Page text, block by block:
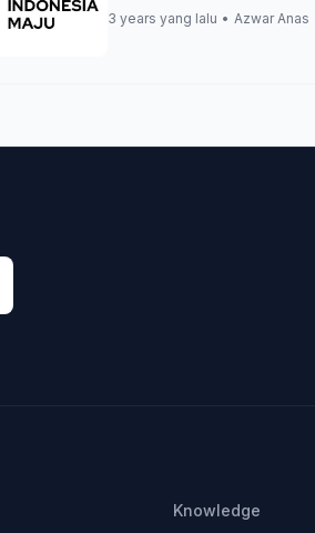
3 years yang lalu • Azwar Anas
Knowledge